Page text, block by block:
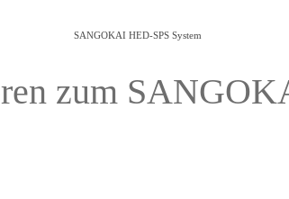
SANGOKAI HED-SPS System
zum